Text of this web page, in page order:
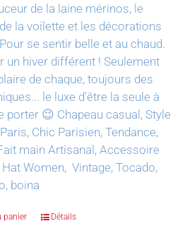
de la laine mérinos, le
la voilette et les décorations
se sentir belle et au chaud.
un hiver différent ! Seulement
de chaque, toujours des
le luxe d'être la seule à
porter 😉 Chapeau casual, Style
Chic Parisien, Tendance,
main Artisanal, Accessoire
Women, Vintage, Tocado,
boina
panier Détails